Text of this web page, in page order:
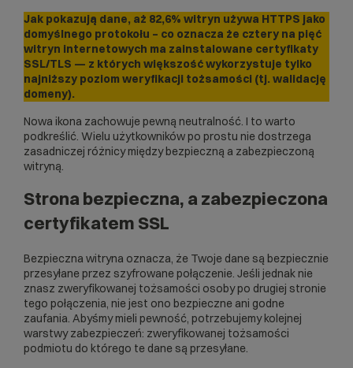
Jak pokazują dane, aż 82,6% witryn używa HTTPS jako
domyślnego protokołu – co oznacza że cztery na pięć
witryn internetowych ma zainstalowane certyfikaty
SSL/TLS — z których większość wykorzystuje tylko
najniższy poziom weryfikacji tożsamości (tj. walidację
domeny).
Nowa ikona zachowuje pewną neutralność. I to warto
podkreślić. Wielu użytkowników po prostu nie dostrzega
zasadniczej różnicy między bezpieczną a zabezpieczoną
witryną.
Strona bezpieczna, a zabezpieczona
certyfikatem SSL
Bezpieczna witryna oznacza, że Twoje dane są bezpiecznie
przesyłane przez szyfrowane połączenie. Jeśli jednak nie
znasz zweryfikowanej tożsamości osoby po drugiej stronie
tego połączenia, nie jest ono bezpieczne ani godne
zaufania. Abyśmy mieli pewność, potrzebujemy kolejnej
warstwy zabezpieczeń: zweryfikowanej tożsamości
podmiotu do którego te dane są przesyłane.